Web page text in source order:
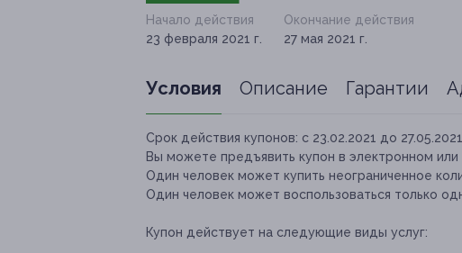
Начало действия
23 февраля 2021 г.
Окончание действия
27 мая 2021 г.
Условия Описание Гарантии
Срок действия купонов: с 23.02.2021 до
Вы можете предъявить купон в электронном или
Один человек может купить неограниченное
Один человек может воспользоваться только
Купон действует на следующие виды услуг: